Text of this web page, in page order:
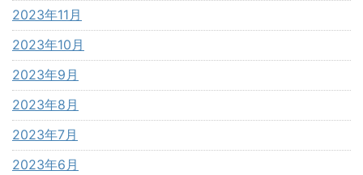
2023年11月
2023年10月
2023年9月
2023年8月
2023年7月
2023年6月